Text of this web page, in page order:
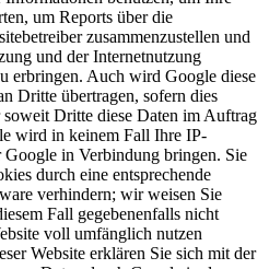
um Reports über die
zusammenzustellen und
und der Internetnutzung
erbringen. Auch wird Google diese
Dritte übertragen, sofern dies
soweit Dritte diese Daten im Auftrag
wird in keinem Fall Ihre IP-
Google in Verbindung bringen. Sie
durch eine entsprechende
verhindern; wir weisen Sie
Fall gegebenenfalls nicht
voll umfänglich nutzen
Website erklären Sie sich mit der